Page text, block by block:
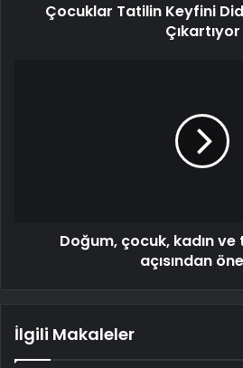
Çocuklar Tatilin Keyfini
Çıkartıyor
Doğum, çocuk, kadın ve
açısından
İlgili Makaleler